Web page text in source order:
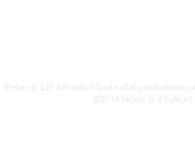
Ønsker du å bli forhandler? Send mail til
©2018 Helmer Te & Kaffe AS